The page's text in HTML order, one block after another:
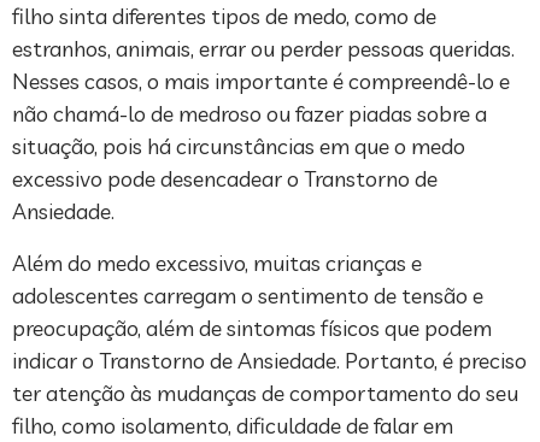
filho sinta diferentes tipos de medo, como de
estranhos, animais, errar ou perder pessoas queridas.
Nesses casos, o mais importante é compreendê-lo e
não chamá-lo de medroso ou fazer piadas sobre a
situação, pois há circunstâncias em que o medo
excessivo pode desencadear o Transtorno de
Ansiedade.
Além do medo excessivo, muitas crianças e
adolescentes carregam o sentimento de tensão e
preocupação, além de sintomas físicos que podem
indicar o Transtorno de Ansiedade. Portanto, é preciso
ter atenção às mudanças de comportamento do seu
filho, como isolamento, dificuldade de falar em